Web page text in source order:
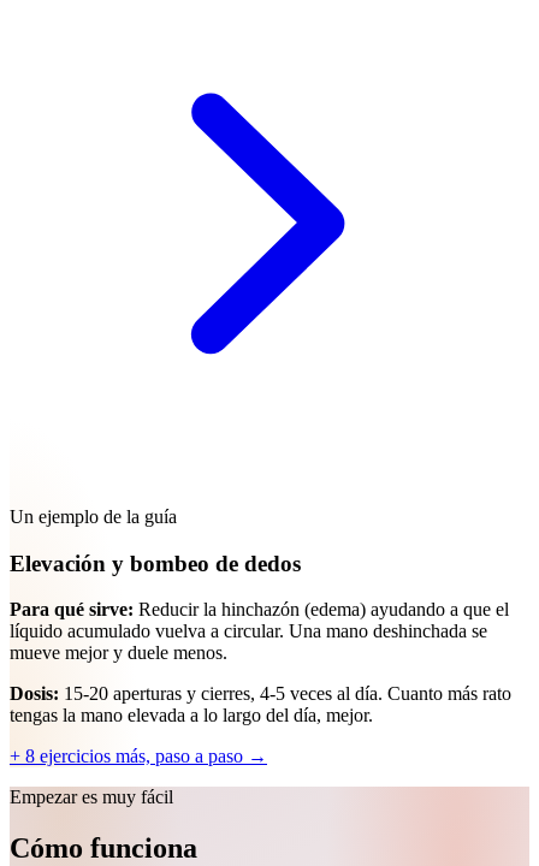
Un ejemplo de la guía
Elevación y bombeo de dedos
Para qué sirve: Reducir la hinchazón (edema) ayudando a que el
líquido acumulado vuelva a circular. Una mano deshinchada se
mueve mejor y duele menos.
Dosis: 15-20 aperturas y cierres, 4-5 veces al día. Cuanto más rato
tengas la mano elevada a lo largo del día, mejor.
+ 8 ejercicios más, paso a paso →
Empezar es muy fácil
Cómo funciona